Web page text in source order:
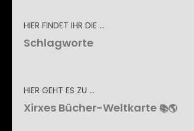
HIER FINDET IHR DIE …
Schlagworte
HIER GEHT ES ZU …
Xirxes Bücher-Weltkarte 📚🌎